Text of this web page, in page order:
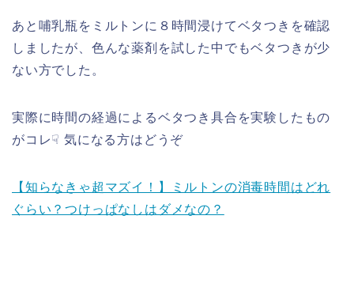
あと哺乳瓶をミルトンに８時間浸けてベタつきを確認
しましたが、色んな薬剤を試した中でもベタつきが少
ない方でした。
実際に時間の経過によるベタつき具合を実験したもの
がコレ☟ 気になる方はどうぞ
【知らなきゃ超マズイ！】ミルトンの消毒時間はどれ
ぐらい？つけっぱなしはダメなの？